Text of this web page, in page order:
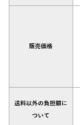
販売価格
送料以外の負担額に
ついて